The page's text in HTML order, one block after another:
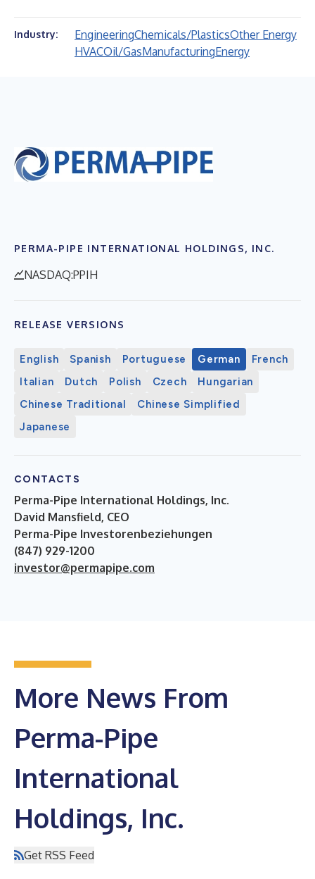
Industry: EngineeringChemicals/PlasticsOther Energy
HVACOil/GasManufacturingEnergy
PERMA-PIPE INTERNATIONAL HOLDINGS, INC.
NASDAQ:PPIH
RELEASE VERSIONS
English Spanish Portuguese German
French
Italian
Dutch Polish Czech
Hungarian
Chinese Traditional
Chinese Simplified
Japanese
CONTACTS
Perma-Pipe International Holdings, Inc.
David Mansfield, CEO
Perma-Pipe Investorenbeziehungen
(847) 929-1200
investor@permapipe.com
More News From
Perma-Pipe
International
Holdings, Inc.
Get RSS Feed